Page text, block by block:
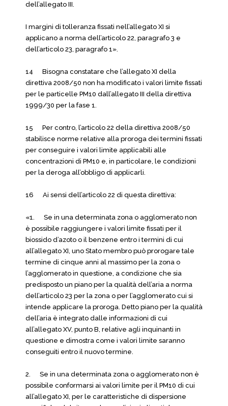
dell’allegato III.
I margini di tolleranza fissati nell’allegato XI si
applicano a norma dell’articolo 22, paragrafo 3 e
dell’articolo 23, paragrafo 1».
14 Bisogna constatare che l’allegato XI della
direttiva 2008/50 non ha modificato i valori limite fissati
per le particelle PM10 dall’allegato III della direttiva
1999/30 per la fase 1.
15 Per contro, l’articolo 22 della direttiva 2008/50
stabilisce norme relative alla proroga dei termini fissati
per conseguire i valori limite applicabili alle
concentrazioni di PM10 e, in particolare, le condizioni
per la deroga all’obbligo di applicarli.
16 Ai sensi dell’articolo 22 di questa direttiva:
«1. Se in una determinata zona o agglomerato non
è possibile raggiungere i valori limite fissati per il
biossido d’azoto o il benzene entro i termini di cui
all’allegato XI, uno Stato membro può prorogare tale
termine di cinque anni al massimo per la zona o
l’agglomerato in questione, a condizione che sia
predisposto un piano per la qualità dell’aria a norma
dell’articolo 23 per la zona o per l’agglomerato cui si
intende applicare la proroga. Detto piano per la qualità
dell’aria è integrato dalle informazioni di cui
all’allegato XV, punto B, relative agli inquinanti in
questione e dimostra come i valori limite saranno
conseguiti entro il nuovo termine.
2. Se in una determinata zona o agglomerato non è
possibile conformarsi ai valori limite per il PM10 di cui
all’allegato XI, per le caratteristiche di dispersione